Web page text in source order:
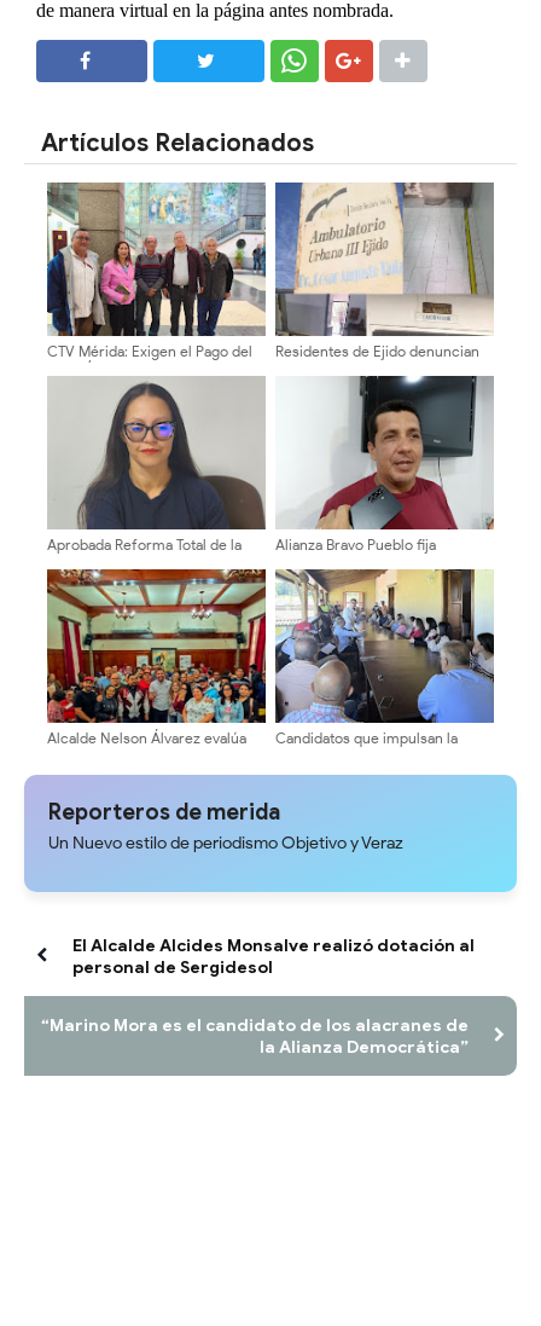
de manera virtual en la página antes nombrada.
Artículos Relacionados
CTV Mérida: Exigen el Pago del
Trabajadores de la Gobernación
Residentes de Ejido denuncian
Aprobada Reforma Total de la
el Municipio Libertador ​
Alianza Bravo Pueblo fija
cambio y la
reinstitucionalización de
Venezuela
Alcalde Nelson Álvarez evalúa
técnicos local
Candidatos que impulsan la
agenda de encuentros
Reporteros de merida
Un Nuevo estilo de periodismo Objetivo y Veraz
El Alcalde Alcides Monsalve realizó dotación al
personal de Sergidesol
“Marino Mora es el candidato de los alacranes de
la Alianza Democrática”